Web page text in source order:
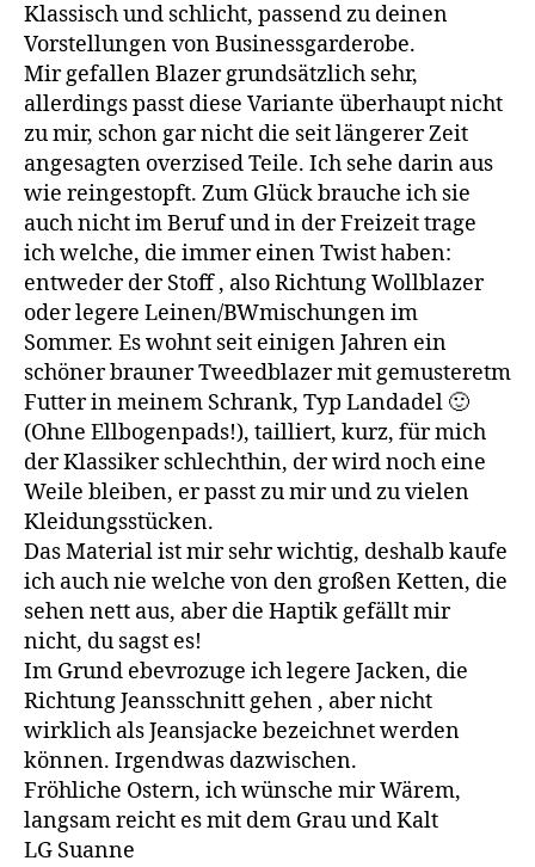
Klassisch und schlicht, passend zu deinen
Vorstellungen von Businessgarderobe.
Mir gefallen Blazer grundsätzlich sehr,
allerdings passt diese Variante überhaupt nicht
zu mir, schon gar nicht die seit längerer Zeit
angesagten overzised Teile. Ich sehe darin aus
wie reingestopft. Zum Glück brauche ich sie
auch nicht im Beruf und in der Freizeit trage
ich welche, die immer einen Twist haben:
entweder der Stoff , also Richtung Wollblazer
oder legere Leinen/BWmischungen im
Sommer. Es wohnt seit einigen Jahren ein
schöner brauner Tweedblazer mit gemusteretm
Futter in meinem Schrank, Typ Landadel 🙂
(Ohne Ellbogenpads!), tailliert, kurz, für mich
der Klassiker schlechthin, der wird noch eine
Weile bleiben, er passt zu mir und zu vielen
Kleidungsstücken.
Das Material ist mir sehr wichtig, deshalb kaufe
ich auch nie welche von den großen Ketten, die
sehen nett aus, aber die Haptik gefällt mir
nicht, du sagst es!
Im Grund ebevrozuge ich legere Jacken, die
Richtung Jeansschnitt gehen , aber nicht
wirklich als Jeansjacke bezeichnet werden
können. Irgendwas dazwischen.
Fröhliche Ostern, ich wünsche mir Wärem,
langsam reicht es mit dem Grau und Kalt
LG Suanne